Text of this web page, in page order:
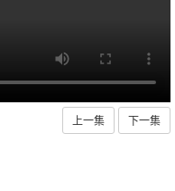
上一集 下一集